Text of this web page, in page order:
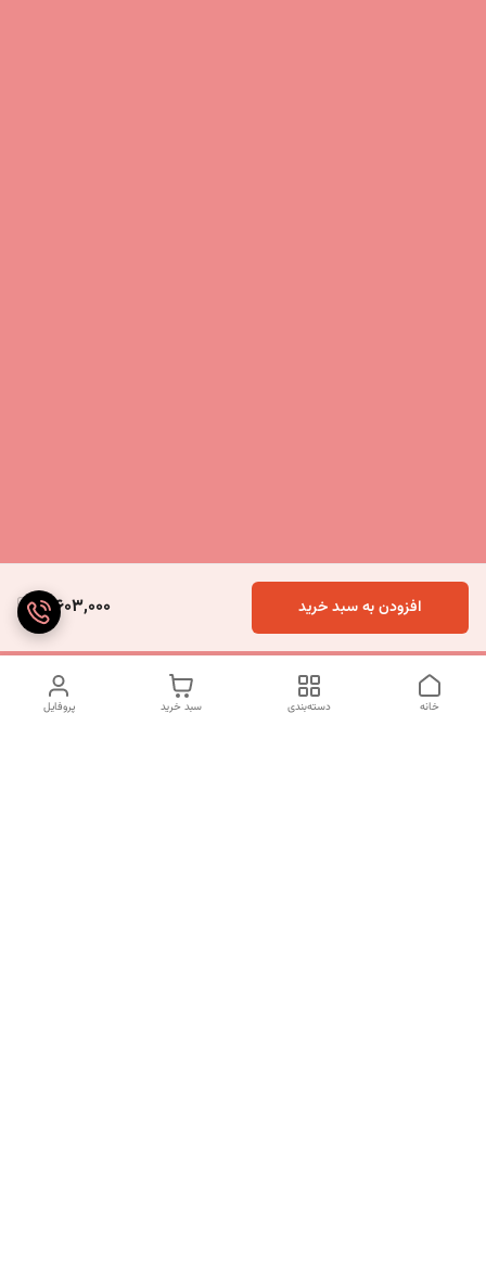
3,603,000 افزودن به سبد خرید
پروفایل سبد خرید دسته‌بندی خانه